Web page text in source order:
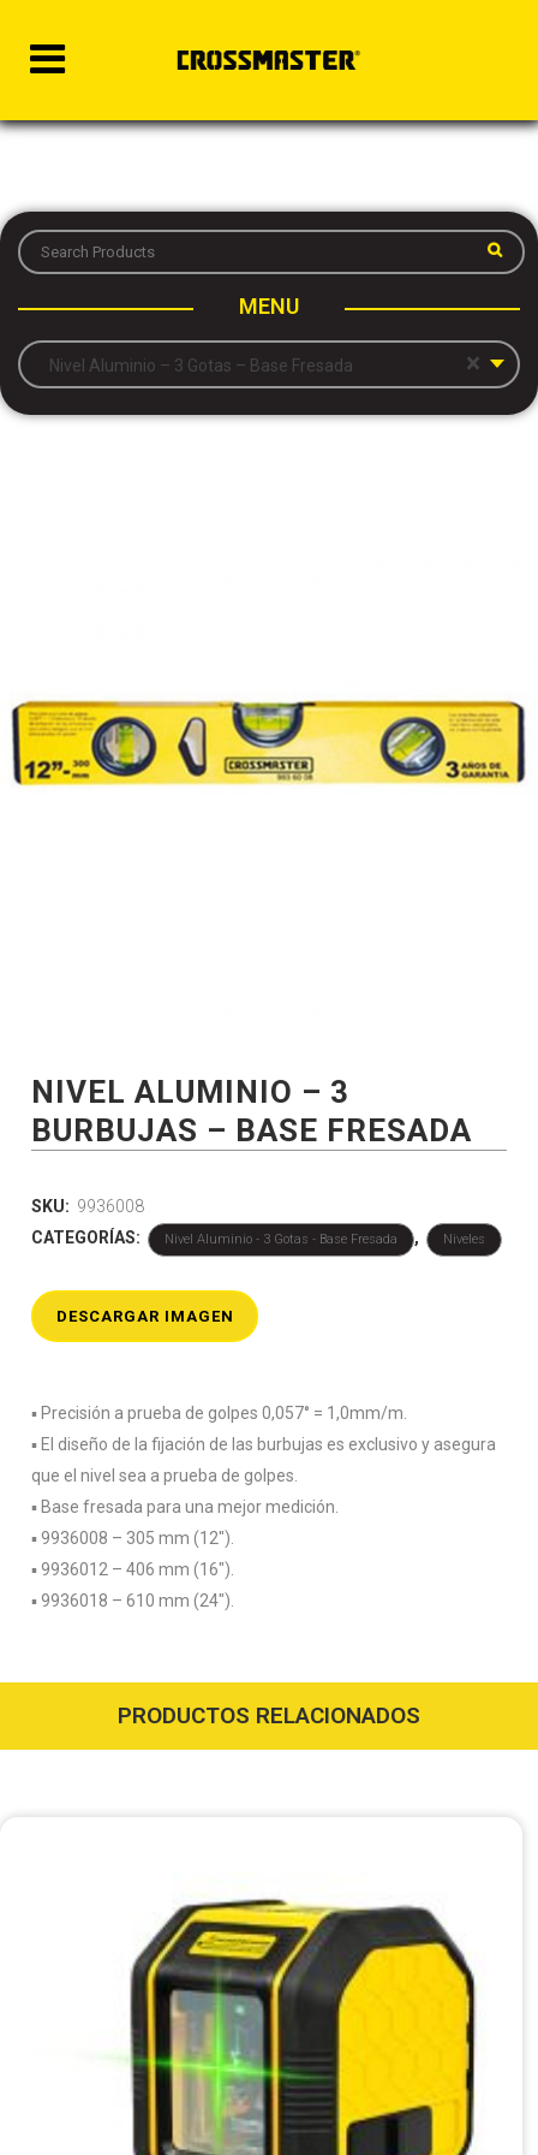
MENU
×
Nivel Aluminio – 3 Gotas – Base Fresada
NIVEL ALUMINIO – 3
BURBUJAS – BASE FRESADA
SKU: 9936008
CATEGORÍAS:
Nivel Aluminio - 3 Gotas - Base Fresada , Niveles
DESCARGAR IMAGEN
▪️ Precisión a prueba de golpes 0,057° = 1,0mm/m.
▪️ El diseño de la fijación de las burbujas es exclusivo y asegura
que el nivel sea a prueba de golpes.
▪️ Base fresada para una mejor medición.
▪️ 9936008 – 305 mm (12″).
▪️ 9936012 – 406 mm (16″).
▪️ 9936018 – 610 mm (24″).
PRODUCTOS RELACIONADOS